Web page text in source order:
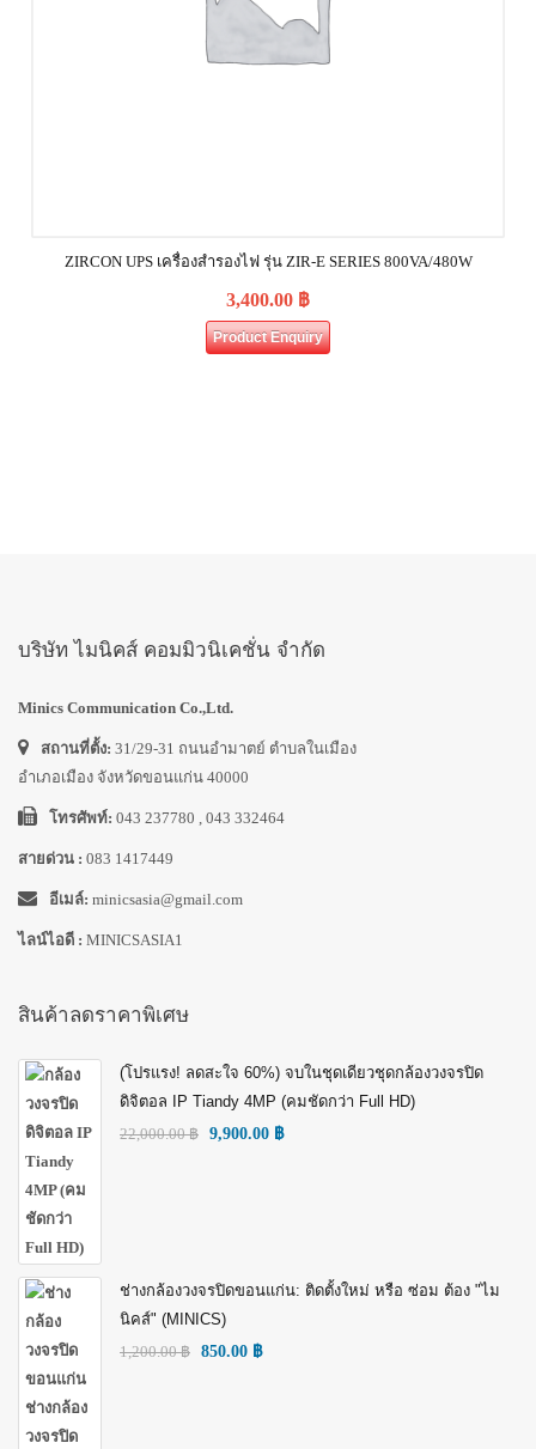
ZIRCON UPS เครื่องสำรองไฟ รุ่น ZIR-E SERIES 800VA/480W
3,400.00 ฿
Product Enquiry
บริษัท ไมนิคส์ คอมมิวนิเคชั่น จำกัด
Minics Communication Co.,Ltd.
สถานที่ตั้ง: 31/29-31 ถนนอำมาตย์ ตำบลในเมือง
อำเภอเมือง จังหวัดขอนแก่น 40000
โทรศัพท์: 043 237780 , 043 332464
สายด่วน : 083 1417449
อีเมล์: minicsasia@gmail.com
ไลน์ไอดี : MINICSASIA1
สินค้าลดราคาพิเศษ
(โปรแรง! ลดสะใจ 60%) จบในชุดเดียวชุดกล้องวงจรปิด
ดิจิตอล IP Tiandy 4MP (คมชัดกว่า Full HD)
22,000.00฿ 9,900.00 ฿
ช่างกล้องวงจรปิดขอนแก่น: ติดตั้งใหม่ หรือ ซ่อม ต้อง "ไม
นิคส์" (MINICS)
1,200.00฿ 850.00 ฿